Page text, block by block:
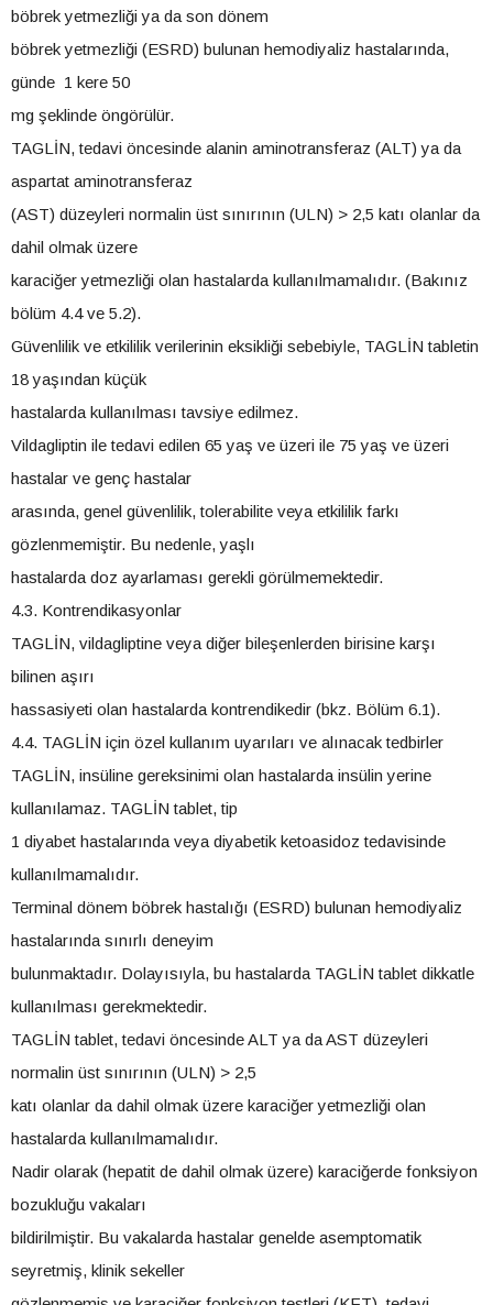
böbrek yetmezliği ya da son dönem
böbrek yetmezliği (ESRD) bulunan hemodiyaliz hastalarında,
günde 1 kere 50
mg şeklinde öngörülür.
TAGLİN, tedavi öncesinde alanin aminotransferaz (ALT) ya da
aspartat aminotransferaz
(AST) düzeyleri normalin üst sınırının (ULN) > 2,5 katı olanlar da
dahil olmak üzere
karaciğer yetmezliği olan hastalarda kullanılmamalıdır. (Bakınız
bölüm 4.4 ve 5.2).
Güvenlilik ve etkililik verilerinin eksikliği sebebiyle, TAGLİN tabletin
18 yaşından küçük
hastalarda kullanılması tavsiye edilmez.
Vildagliptin ile tedavi edilen 65 yaş ve üzeri ile 75 yaş ve üzeri
hastalar ve genç hastalar
arasında, genel güvenlilik, tolerabilite veya etkililik farkı
gözlenmemiştir. Bu nedenle, yaşlı
hastalarda doz ayarlaması gerekli görülmemektedir.
4.3. Kontrendikasyonlar
TAGLİN, vildagliptine veya diğer bileşenlerden birisine karşı
bilinen aşırı
hassasiyeti olan hastalarda kontrendikedir (bkz. Bölüm 6.1).
4.4. TAGLİN için özel kullanım uyarıları ve alınacak tedbirler
TAGLİN, insüline gereksinimi olan hastalarda insülin yerine
kullanılamaz. TAGLİN tablet, tip
1 diyabet hastalarında veya diyabetik ketoasidoz tedavisinde
kullanılmamalıdır.
Terminal dönem böbrek hastalığı (ESRD) bulunan hemodiyaliz
hastalarında sınırlı deneyim
bulunmaktadır. Dolayısıyla, bu hastalarda TAGLİN tablet dikkatle
kullanılması gerekmektedir.
TAGLİN tablet, tedavi öncesinde ALT ya da AST düzeyleri
normalin üst sınırının (ULN) > 2,5
katı olanlar da dahil olmak üzere karaciğer yetmezliği olan
hastalarda kullanılmamalıdır.
Nadir olarak (hepatit de dahil olmak üzere) karaciğerde fonksiyon
bozukluğu vakaları
bildirilmiştir. Bu vakalarda hastalar genelde asemptomatik
seyretmiş, klinik sekeller